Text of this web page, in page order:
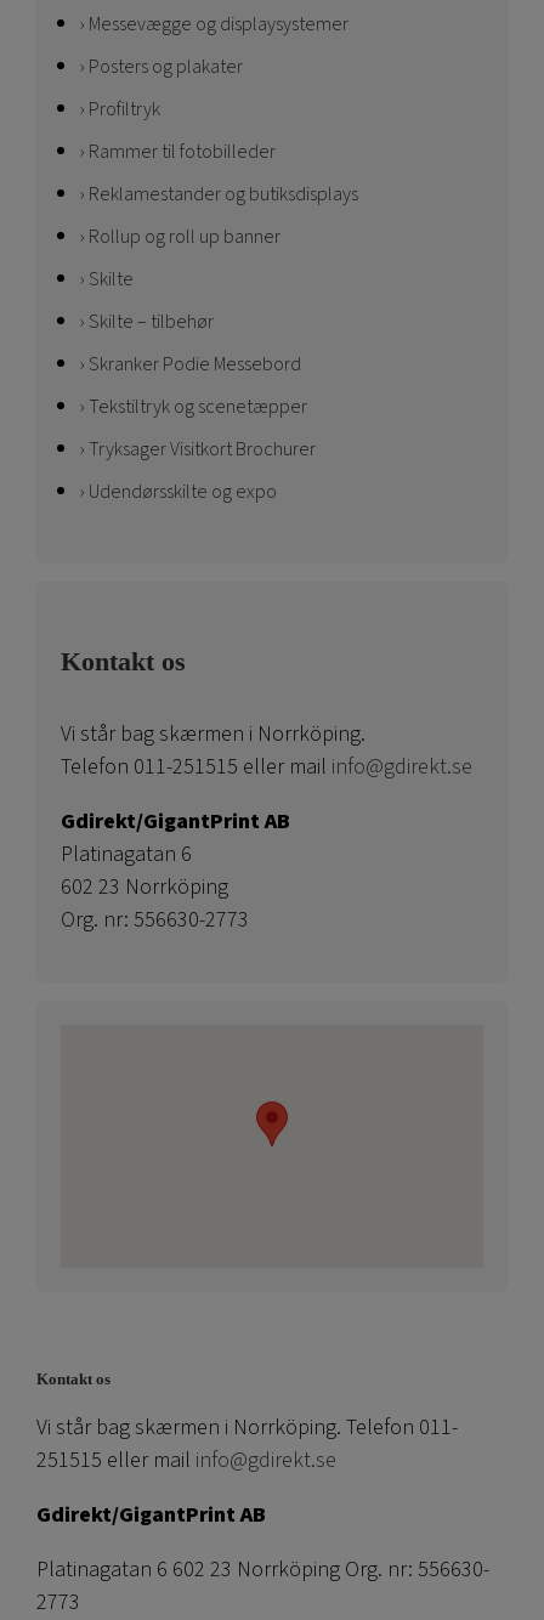
Messevægge og displaysystemer
Posters og plakater
Profiltryk
Rammer til fotobilleder
Reklamestander og butiksdisplays
Rollup og roll up banner
Skilte
Skilte – tilbehør
Skranker Podie Messebord
Tekstiltryk og scenetæpper
Tryksager Visitkort Brochurer
Udendørsskilte og expo
Kontakt os
Vi står bag skærmen i Norrköping.
Telefon 011-251515 eller mail info@gdirekt.se
Gdirekt/GigantPrint AB
Platinagatan 6
602 23 Norrköping
Org. nr: 556630-2773
Kontakt os
Vi står bag skærmen i Norrköping. Telefon 011-
251515 eller mail info@gdirekt.se
Gdirekt/GigantPrint AB
Platinagatan 6 602 23 Norrköping Org. nr: 556630-
2773